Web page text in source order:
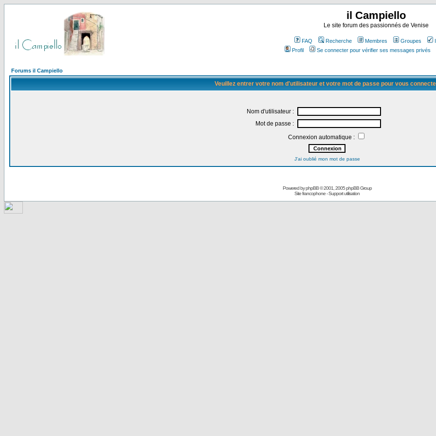
il Campiello
Le site forum des passionnés de Venise
FAQ Recherche Membres Groupes
Profil
Se connecter pour vérifier ses messages privés
Forums il Campiello
Veuillez entrer votre nom d'utilisateur et votre mot de passe pour vous
Nom d'utilisateur :
Mot de passe :
Connexion automatique :
J'ai oublié mon mot de passe
Powered byphpBB© 2001, 2005 phpBB Group
Site francophone-Support utilisation